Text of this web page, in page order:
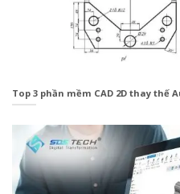
Top 3 phần mềm CAD 2D thay thế